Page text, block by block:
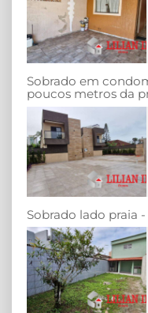
Sobrado em
poucos metros da
Sobrado lado praia